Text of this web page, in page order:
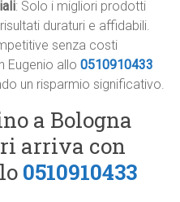
: Solo i migliori prodotti
duraturi e affidabili.
senza costi
Eugenio allo0510910433
un risparmio significativo.
a Bologna
arriva con
0510910433